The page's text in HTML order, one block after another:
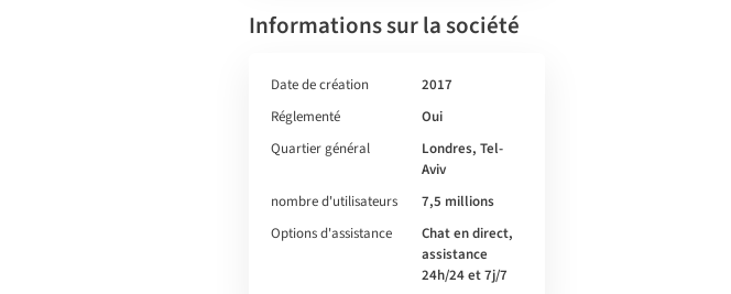
Informations sur la société
Date de création
2017
Réglementé
Oui
Quartier général
Londres, Tel-
Aviv
nombre d'utilisateurs
7,5 millions
Options d'assistance
Chat en direct,
assistance
24h/24 et 7j/7